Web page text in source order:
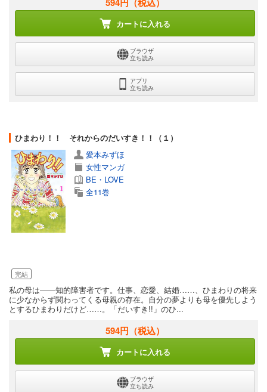
カートに入れる
ブラウザ
立ち読み
アプリ
立ち読み
ひまわり！！ それからのだいすき！！（１）
完結
愛本みずほ
女性マンガ
BE・LOVE
全11巻
私の母は――知的障害者です。仕事、恋愛、結婚……、ひまわりの将来
に少なからず関わってくる母親の存在。自分の夢よりも母を優先しよう
とするひまわりだけど……。「だいすき!!」のひ...
594円 （税込）
カートに入れる
ブラウザ
立ち読み